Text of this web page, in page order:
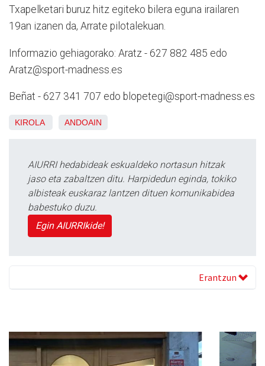
Txapelketari buruz hitz egiteko bilera eguna irailaren
19an izanen da, Arrate pilotalekuan.
Informazio gehiagorako: Aratz - 627 882 485 edo
Aratz@sport-madness.es
Beñat - 627 341 707 edo blopetegi@sport-madness.es
KIROLA ANDOAIN
AIURRI hedabideak eskualdeko nortasun hitzak
jaso eta zabaltzen ditu. Harpidedun eginda, tokiko
albisteak euskaraz lantzen dituen komunikabidea
babestuko duzu.
Egin AIURRIkide!
Erantzun